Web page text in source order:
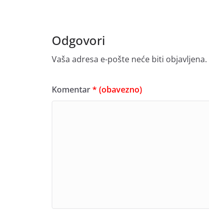
Odgovori
Vaša adresa e-pošte neće biti objavljena.
Komentar* (obavezno)